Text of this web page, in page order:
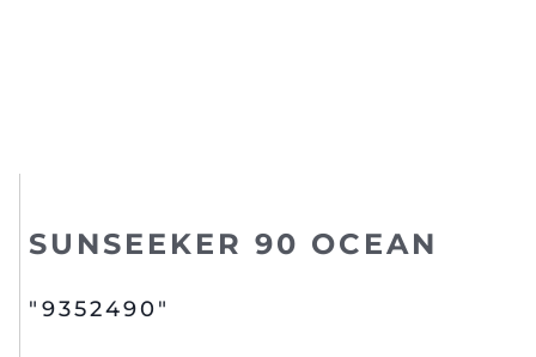
SUNSEEKER 90 OCEAN
"9352490"